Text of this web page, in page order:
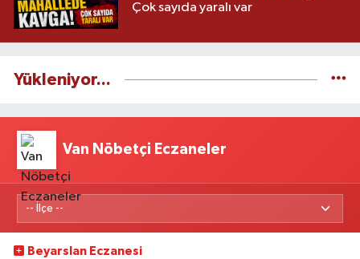
Çok sayıda yaralı var
Yükleniyor...
Van Nöbetçi Eczaneler
Beyarslan Eczanesi